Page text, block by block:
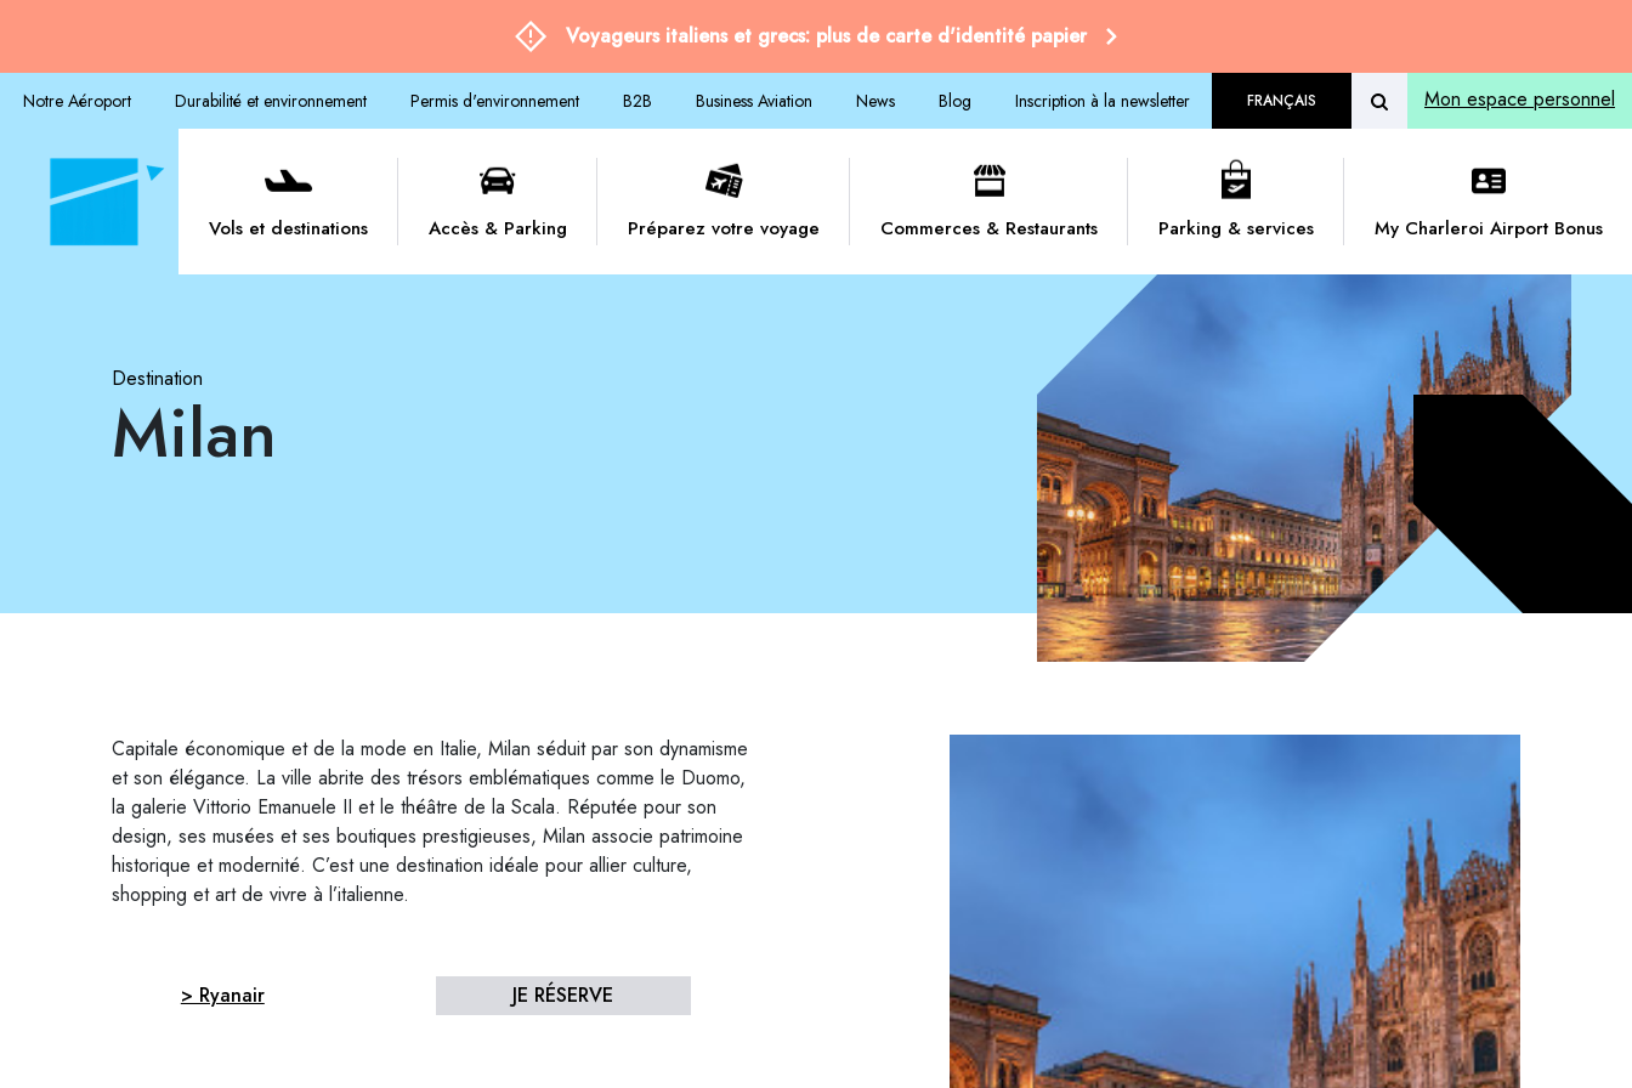
Voyageurs italiens et grecs: plus de carte d'identité papier
Notre Aéroport Durabilité et environnement Permis d'environnement B2B Business Aviation News Blog Inscription à la newsletter FRANÇAIS Mon espace personnel
Vols et destinations Accès & Parking Préparez votre voyage Commerces & Restaurants Parking & services My Charleroi Airport Bonus
Destination
Milan
Capitale économique et de la mode en Italie, Milan séduit par son dynamisme
et son élégance. La ville abrite des trésors emblématiques comme le Duomo,
la galerie Vittorio Emanuele II et le théâtre de la Scala. Réputée pour son
design, ses musées et ses boutiques prestigieuses, Milan associe patrimoine
historique et modernité. C’est une destination idéale pour allier culture,
shopping et art de vivre à l’italienne.
> Ryanair JE RÉSERVE